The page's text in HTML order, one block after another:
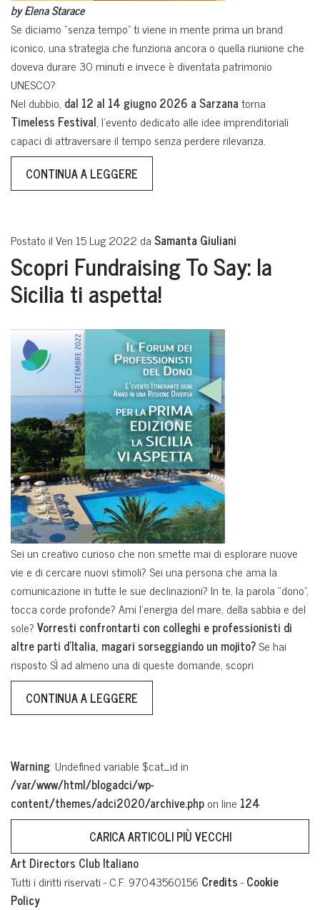
by Elena Starace
Se diciamo “senza tempo” ti viene in mente prima un brand
iconico, una strategia che funziona ancora o quella riunione che
doveva durare 30 minuti e invece è diventata patrimonio
UNESCO?
Nel dubbio, dal 12 al 14 giugno 2026 a Sarzanatorna
Timeless Festival, l’evento dedicato alle idee imprenditoriali
capaci di attraversare il tempo senza perdere rilevanza.
CONTINUA A LEGGERE
Postato il Ven 15 Lug 2022 daSamanta Giuliani
Scopri Fundraising To Say: la
Sicilia ti aspetta!
Sei un creativo curioso che non smette mai di esplorare nuove
vie e di cercare nuovi stimoli? Sei una persona che ama la
comunicazione in tutte le sue declinazioni? In te, la parola “dono”,
tocca corde profonde? Ami l’energia del mare, della sabbia e del
sole?Vorresti confrontarti con colleghi e professionisti di
altre parti d’Italia, magari sorseggiando un mojito?Se hai
risposto SÌ ad almeno una di queste domande, scopri
CONTINUA A LEGGERE
Warning: Undefined variable $cat_id in
/var/www/html/blogadci/wp-
content/themes/adci2020/archive.phpon line 124
CARICA ARTICOLI PIÙ VECCHI
Art Directors Club Italiano
Tutti i diritti riservati - C.F. 97043560156 Credits-Cookie
Policy